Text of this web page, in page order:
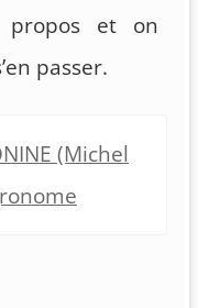
et on
passer.
(Michel